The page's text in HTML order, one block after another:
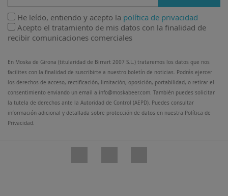
He leído, entiendo y acepto la política de privacidad
Acepto el tratamiento de mis datos con la finalidad de
recibir comunicaciones comerciales
En Moska de Girona (titularidad de Birrart 2007 S.L.) trataremos los datos que nos
facilites con la finalidad de suscribirte a nuestro boletín de noticias. Podrás ejercer
los derechos de acceso, rectificación, limitación, oposición, portabilidad, o retirar el
consentimiento enviando un email a info@moskabeer.com. También puedes solicitar
la tutela de derechos ante la Autoridad de Control (AEPD). Puedes consultar
información adicional y detallada sobre protección de datos en nuestra Política de
Privacidad.